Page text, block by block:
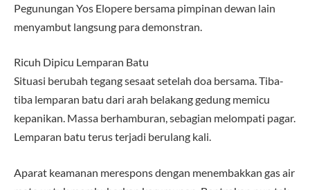
Pegunungan Yos Elopere bersama pimpinan dewan lain
menyambut langsung para demonstran.
Ricuh Dipicu Lemparan Batu
Situasi berubah tegang sesaat setelah doa bersama. Tiba-
tiba lemparan batu dari arah belakang gedung memicu
kepanikan. Massa berhamburan, sebagian melompati pagar.
Lemparan batu terus terjadi berulang kali.
Aparat keamanan merespons dengan menembakkan gas air